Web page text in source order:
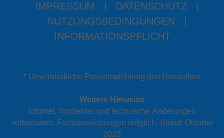
IMPRESSUM DATENSCHUTZ
NUTZUNGSBEDINGUNGEN
INFORMATIONSPFLICHT
* Unverbindliche Preisempfehlung des Herstellers
Weitere Hinweise
Irrtümer, Tippfehler und technische Änderungen
vorbehalten. Farbabweichungen möglich. Stand: Oktober
2023